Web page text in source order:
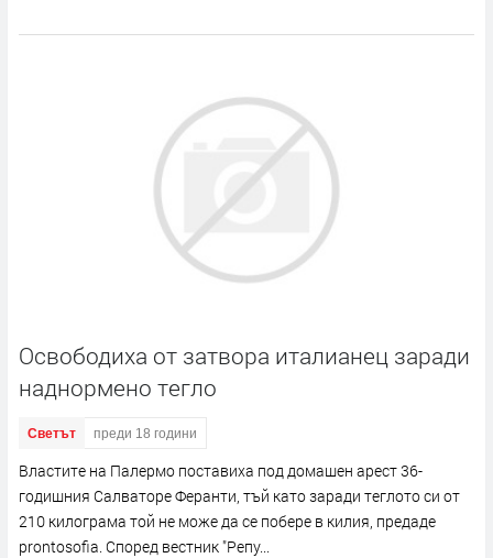
Освободиха от затвора италианец заради
наднормено тегло
Светът преди 18 години
Властите на Палермо поставиха под домашен арест 36-
годишния Салваторе Феранти, тъй като заради теглото си от
210 килограма той не може да се побере в килия, предаде
prontosofia. Според вестник "Репу...